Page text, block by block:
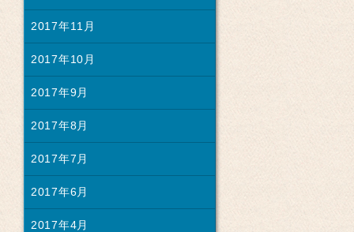
2017年11月
2017年10月
2017年9月
2017年8月
2017年7月
2017年6月
2017年4月